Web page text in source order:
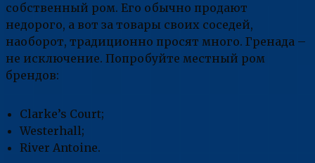
собственный ром. Его обычно продают
недорого, а вот за товары своих соседей,
наоборот, традиционно просят много. Гренада –
не исключение. Попробуйте местный ром
брендов:
Clarke’s Court;
Westerhall;
River Antoine.